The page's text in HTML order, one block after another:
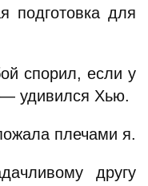
подготовка для
спорил, если у
— удивился Хью.
плечами я.
другу